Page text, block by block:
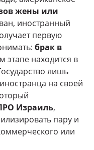
жены или
иностранный
первую
брак в
этапе находится в
лишь
на своей
Израиль,
пару и
или